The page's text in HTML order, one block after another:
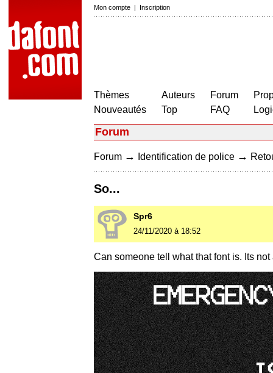
Mon compte | Inscription
Thèmes
Nouveautés
Auteurs
Top
Forum
FAQ
Forum
Forum → Identification de police →
So...
Spr6
24/11/2020 à 18:52
Can someone tell what that font is. Its